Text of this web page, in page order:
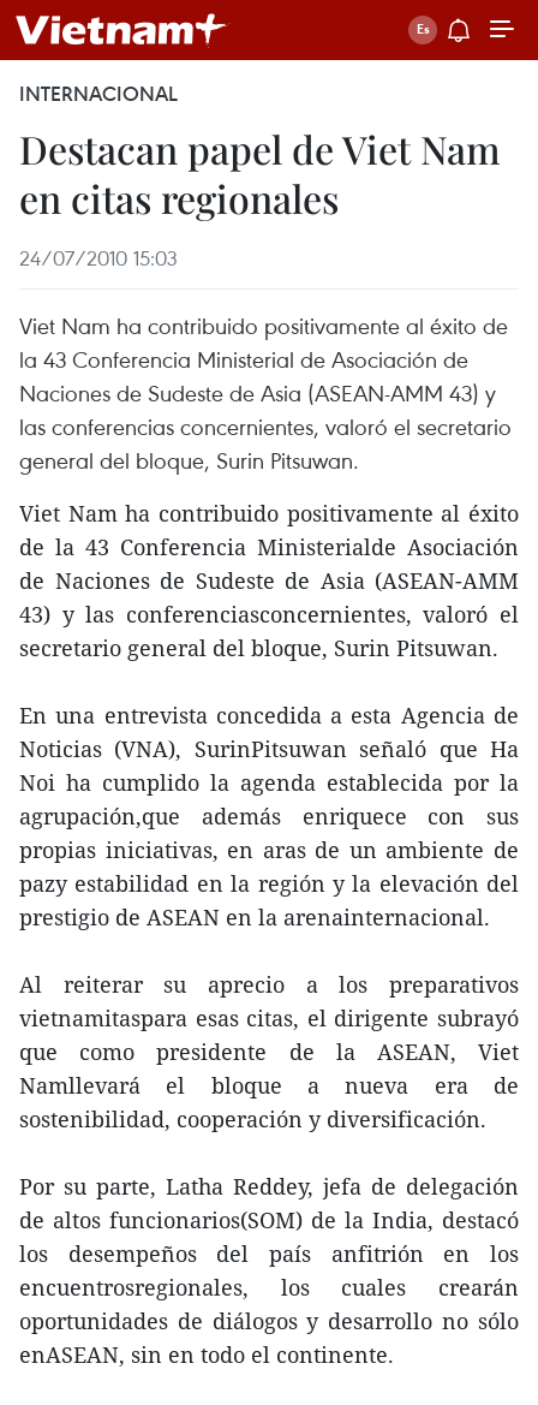
INTERNACIONAL
Destacan papel de Viet Nam
en citas regionales
24/07/2010 15:03
Viet Nam ha contribuido positivamente al éxito de
la 43 Conferencia Ministerial de Asociación de
Naciones de Sudeste de Asia (ASEAN-AMM 43) y
las conferencias concernientes, valoró el secretario
general del bloque, Surin Pitsuwan.
Viet Nam ha contribuido positivamente al éxito
de la 43 Conferencia Ministerialde Asociación
de Naciones de Sudeste de Asia (ASEAN-AMM
43) y las conferenciasconcernientes, valoró el
secretario general del bloque, Surin Pitsuwan.
En una entrevista concedida a esta Agencia de
Noticias (VNA), SurinPitsuwan señaló que Ha
Noi ha cumplido la agenda establecida por la
agrupación,que además enriquece con sus
propias iniciativas, en aras de un ambiente de
pazy estabilidad en la región y la elevación del
prestigio de ASEAN en la arenainternacional.
Al reiterar su aprecio a los preparativos
vietnamitaspara esas citas, el dirigente subrayó
que como presidente de la ASEAN, Viet
Namllevará el bloque a nueva era de
sostenibilidad, cooperación y diversificación.
Por su parte, Latha Reddey, jefa de delegación
de altos funcionarios(SOM) de la India, destacó
los desempeños del país anfitrión en los
encuentrosregionales, los cuales crearán
oportunidades de diálogos y desarrollo no sólo
enASEAN, sin en todo el continente.